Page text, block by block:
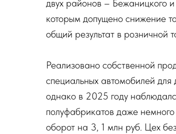
двух районов – Бежаницкого
которым допущено снижение
общий результат в розничной
Реализовано собственной
специальных автомобилей для
однако в 2025 году
полуфабрикатов даже
оборот на 3, 1 млн руб. Цех